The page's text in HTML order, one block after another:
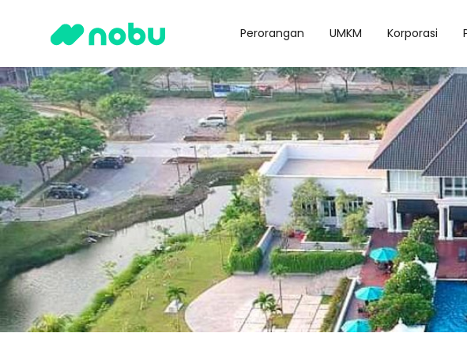
Perorangan UMKM Korporasi